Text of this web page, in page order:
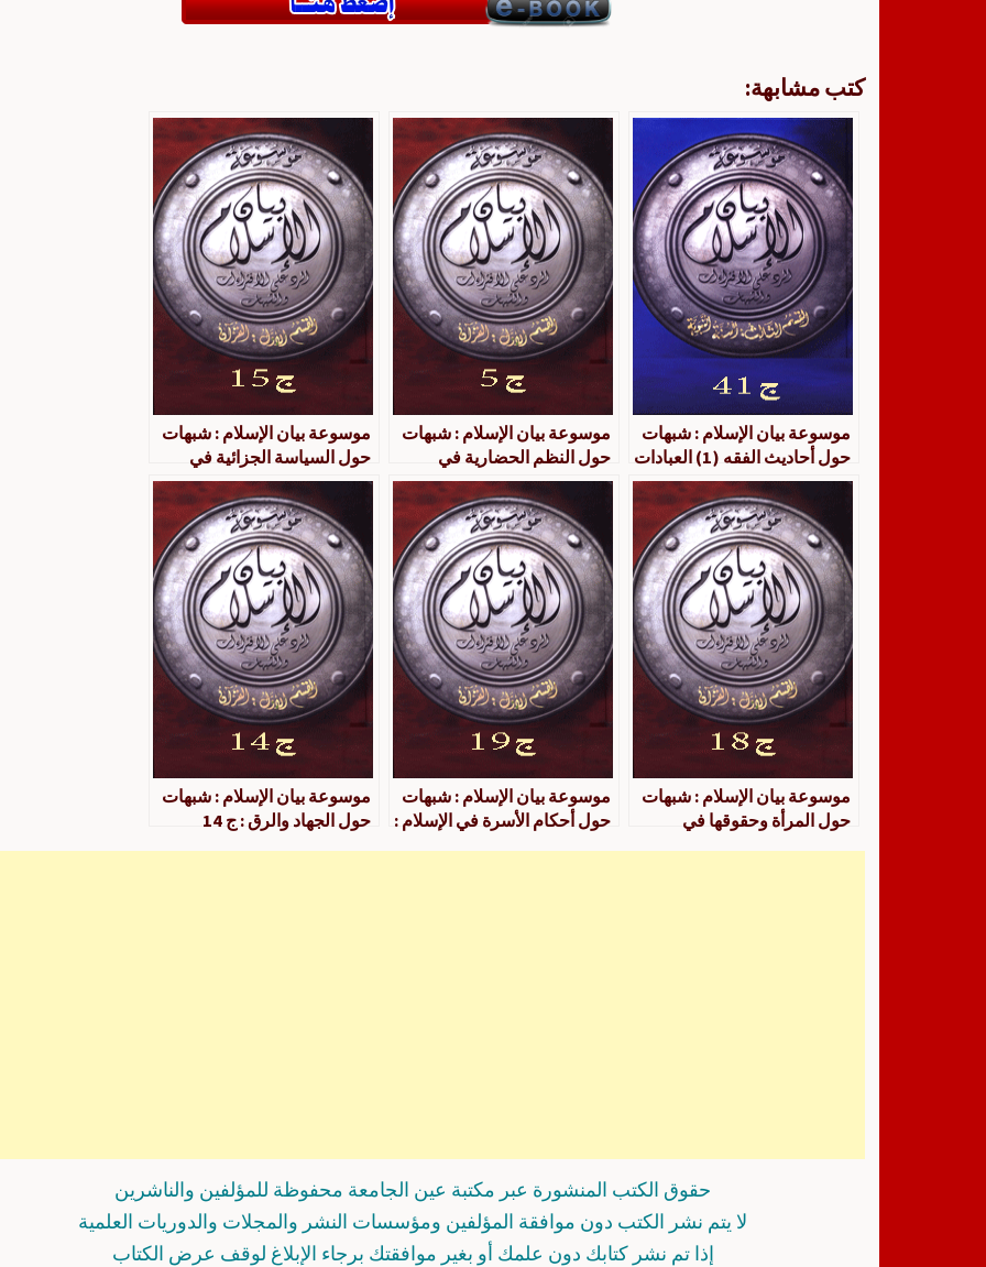
كتب مشابهة:
موسوعة بيان الإسلام : شبهات
حول أحاديث الفقه (1) العبادات
: ج 41
موسوعة بيان الإسلام : شبهات
حول النظم الحضارية في
الإسلام : ج 5
موسوعة بيان الإسلام : شبهات
حول السياسة الجزائية في
الإسلام : ج 15
موسوعة بيان الإسلام : شبهات
حول المرأة وحقوقها في
موسوعة بيان الإسلام : شبهات
حول أحكام الأسرة في الإسلام :
موسوعة بيان الإسلام : شبهات
حول الجهاد والرق : ج 14
حقوق الكتب المنشورة عبر مكتبة عين الجامعة محفوظة للمؤلفين والناشرين
لا يتم نشر الكتب دون موافقة المؤلفين ومؤسسات النشر والمجلات والدوريات العلمية
إذا تم نشر كتابك دون علمك أو بغير موافقتك برجاء الإبلاغ لوقف عرض الكتاب